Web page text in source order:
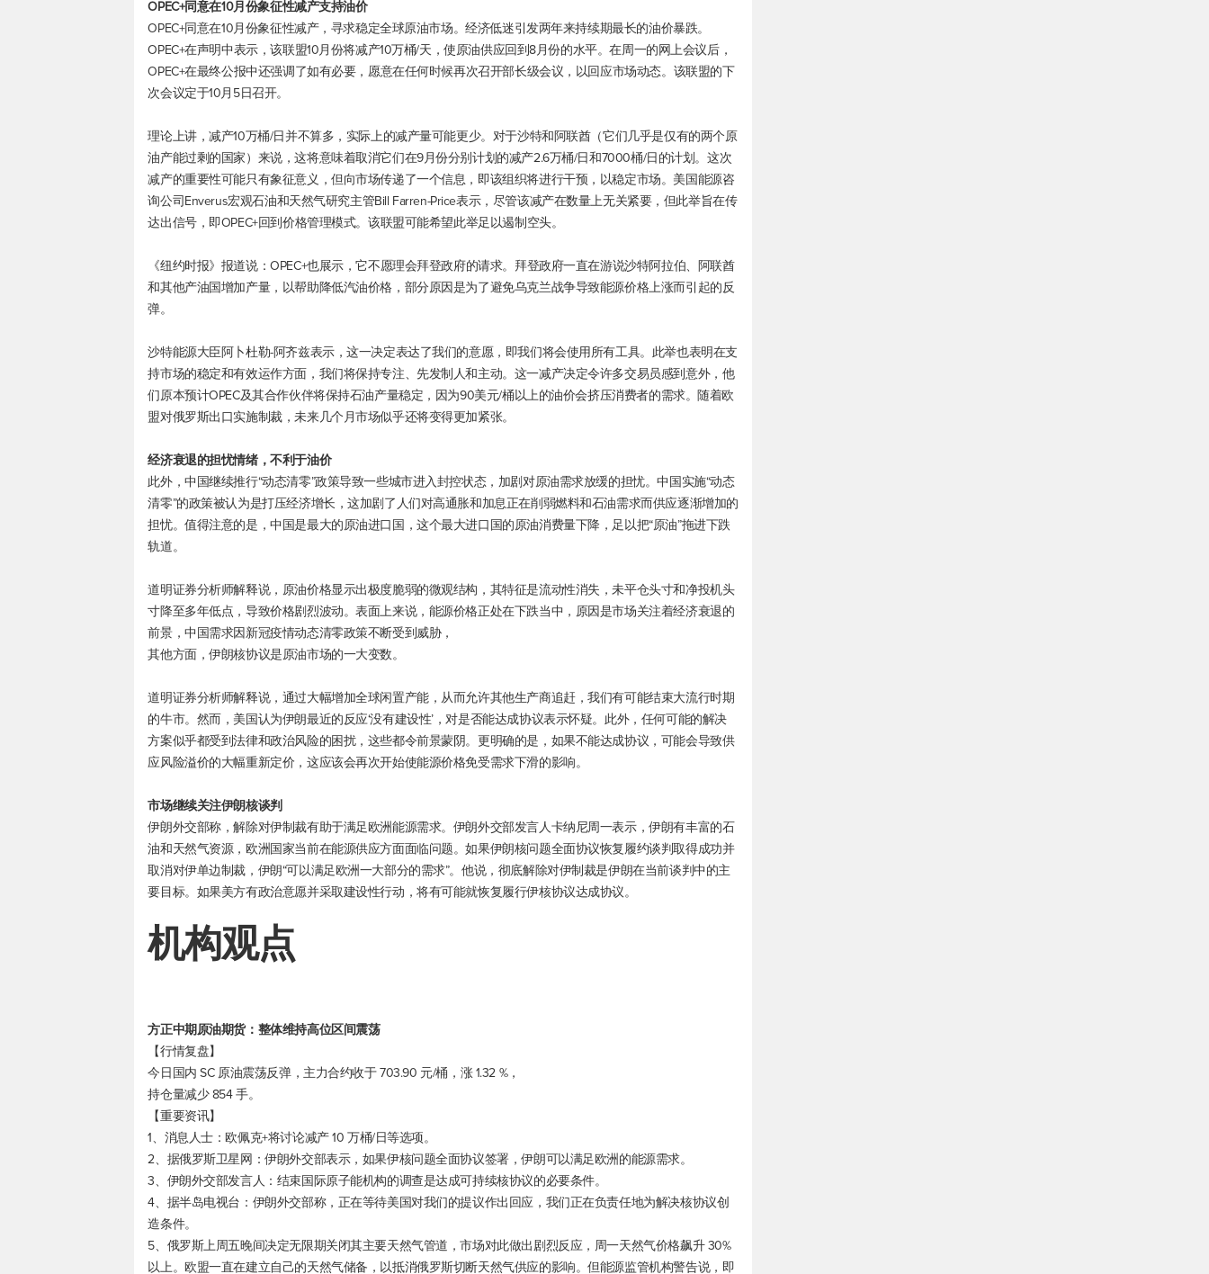
OPEC+同意在10月份象征性减产支持油价
OPEC+同意在10月份象征性减产，寻求稳定全球原油市场。经济低迷引发两年来持续期最长的油价暴跌。
OPEC+在声明中表示，该联盟10月份将减产10万桶/天，使原油供应回到8月份的水平。在周一的网上会议后，
OPEC+在最终公报中还强调了如有必要，愿意在任何时候再次召开部长级会议，以回应市场动态。该联盟的下
次会议定于10月5日召开。
理论上讲，减产10万桶/日并不算多，实际上的减产量可能更少。对于沙特和阿联酋（它们几乎是仅有的两个原
油产能过剩的国家）来说，这将意味着取消它们在9月份分别计划的减产2.6万桶/日和7000桶/日的计划。这次
减产的重要性可能只有象征意义，但向市场传递了一个信息，即该组织将进行干预，以稳定市场。美国能源咨
询公司Enverus宏观石油和天然气研究主管Bill Farren-Price表示，尽管该减产在数量上无关紧要，但此举旨在传
达出信号，即OPEC+回到价格管理模式。该联盟可能希望此举足以遏制空头。
《纽约时报》报道说：OPEC+也展示，它不愿理会拜登政府的请求。拜登政府一直在游说沙特阿拉伯、阿联酋
和其他产油国增加产量，以帮助降低汽油价格，部分原因是为了避免乌克兰战争导致能源价格上涨而引起的反
弹。
沙特能源大臣阿卜杜勒-阿齐兹表示，这一决定表达了我们的意愿，即我们将会使用所有工具。此举也表明在支
持市场的稳定和有效运作方面，我们将保持专注、先发制人和主动。这一减产决定令许多交易员感到意外，他
们原本预计OPEC及其合作伙伴将保持石油产量稳定，因为90美元/桶以上的油价会挤压消费者的需求。随着欧
盟对俄罗斯出口实施制裁，未来几个月市场似乎还将变得更加紧张。
经济衰退的担忧情绪，不利于油价
此外，中国继续推行“动态清零”政策导致一些城市进入封控状态，加剧对原油需求放缓的担忧。中国实施“动态
清零”的政策被认为是打压经济增长，这加剧了人们对高通胀和加息正在削弱燃料和石油需求而供应逐渐增加的
担忧。值得注意的是，中国是最大的原油进口国，这个最大进口国的原油消费量下降，足以把“原油”拖进下跌
轨道。
道明证券分析师解释说，原油价格显示出极度脆弱的微观结构，其特征是流动性消失，未平仓头寸和净投机头
寸降至多年低点，导致价格剧烈波动。表面上来说，能源价格正处在下跌当中，原因是市场关注着经济衰退的
前景，中国需求因新冠疫情动态清零政策不断受到威胁，
其他方面，伊朗核协议是原油市场的一大变数。
道明证券分析师解释说，通过大幅增加全球闲置产能，从而允许其他生产商追赶，我们有可能结束大流行时期
的牛市。然而，美国认为伊朗最近的反应‘没有建设性’，对是否能达成协议表示怀疑。此外，任何可能的解决
方案似乎都受到法律和政治风险的困扰，这些都令前景蒙阴。更明确的是，如果不能达成协议，可能会导致供
应风险溢价的大幅重新定价，这应该会再次开始使能源价格免受需求下滑的影响。
市场继续关注伊朗核谈判
伊朗外交部称，解除对伊制裁有助于满足欧洲能源需求。伊朗外交部发言人卡纳尼周一表示，伊朗有丰富的石
油和天然气资源，欧洲国家当前在能源供应方面面临问题。如果伊朗核问题全面协议恢复履约谈判取得成功并
取消对伊单边制裁，伊朗“可以满足欧洲一大部分的需求”。他说，彻底解除对伊制裁是伊朗在当前谈判中的主
要目标。如果美方有政治意愿并采取建设性行动，将有可能就恢复履行伊核协议达成协议。
机构观点
方正中期原油期货：整体维持高位区间震荡
【行情复盘】
今日国内 SC 原油震荡反弹，主力合约收于 703.90 元/桶，涨 1.32 %，
持仓量减少 854 手。
【重要资讯】
1、消息人士：欧佩克+将讨论减产 10 万桶/日等选项。
2、据俄罗斯卫星网：伊朗外交部表示，如果伊核问题全面协议签署，伊朗可以满足欧洲的能源需求。
3、伊朗外交部发言人：结束国际原子能机构的调查是达成可持续核协议的必要条件。
4、据半岛电视台：伊朗外交部称，正在等待美国对我们的提议作出回应，我们正在负责任地为解决核协议创
造条件。
5、俄罗斯上周五晚间决定无限期关闭其主要天然气管道，市场对此做出剧烈反应，周一天然气价格飙升 30%
以上。欧盟一直在建立自己的天然气储备，以抵消俄罗斯切断天然气供应的影响。但能源监管机构警告说，即